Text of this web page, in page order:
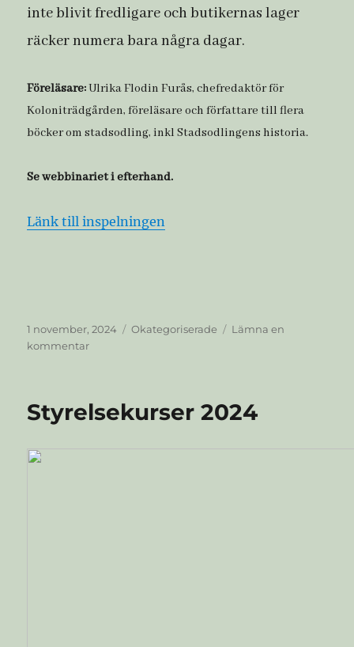
inte blivit fredligare och butikernas lager
räcker numera bara några dagar.
Föreläsare:Ulrika Flodin Furås, chefredaktör för
Koloniträdgården, föreläsare och författare till flera
böcker om stadsodling, inkl Stadsodlingens historia.
Se webbinariet i efterhand.
Länk till inspelningen
Publicerat
den
1 november, 2024 Kategorier
Okategoriserade
Lämna en
kommentartill
på
Styrelsekurser 2024